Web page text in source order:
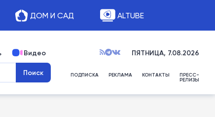
ДОМ И САД ALTUBE
Видео ПЯТНИЦА, 7.08.2026
ПОДПИСКА РЕКЛАМА КОНТАКТЫ ПРЕСС-
РЕЛИЗЫ